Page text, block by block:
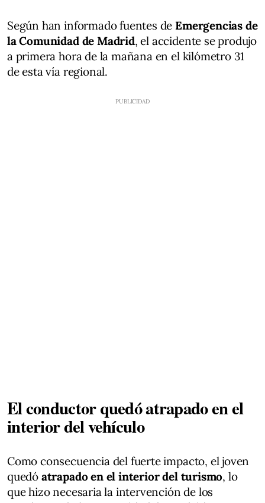
Según han informado fuentes de Emergencias de
la Comunidad de Madrid, el accidente se produjo
a primera hora de la mañana en el kilómetro 31
de esta vía regional.
El conductor quedó atrapado en el
interior del vehículo
Como consecuencia del fuerte impacto, el joven
quedó atrapado en el interior del turismo, lo
que hizo necesaria la intervención de los